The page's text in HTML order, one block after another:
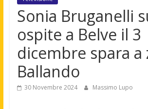
Sonia Bruganelli
ospite a Belve il 3
dicembre spara a
Ballando
30 Novembre 2024 Massimo Lupo